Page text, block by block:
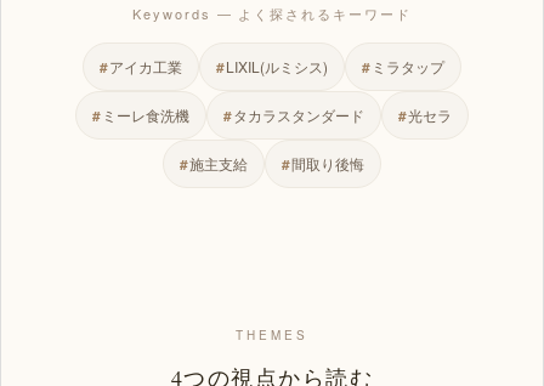
Keywords — よく探されるキーワード
#アイカ工業 #LIXIL(ルミシス) # ミラタップ
# ミーレ食洗機 #タカラスタンダード #光セラ
#施主支給 #間取り後悔
THEMES
4つの視点から読む